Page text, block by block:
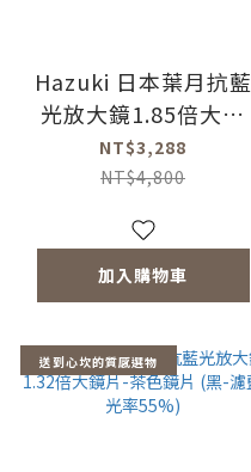
Hazuki 日本葉月抗藍
光放大鏡1.85倍大鏡
片-茶色鏡片 (黑-濾藍
光率55%)
NT$3,288
NT$4,800
加入購物車
送到心坎的質感選物